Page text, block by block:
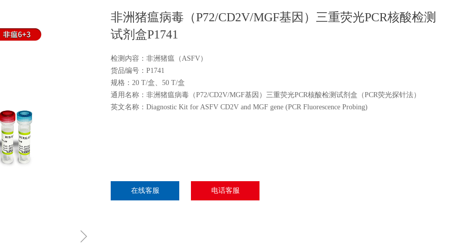
ꁇ
非洲猪瘟病毒（P72/CD2V/MGF基因）三重荧光PCR核酸检测
试剂盒P1741
检测内容：非洲猪瘟（ASFV）
货品编号：P1741
规格：20 T/盒、50 T/盒
通用名称：非洲猪瘟病毒（P72/CD2V/MGF基因）三重荧光PCR核酸检测试剂盒（PCR荧光探针法）
英文名称：Diagnostic Kit for ASFV CD2V and MGF gene (PCR Fluorescence Probing)
在线客服 电话客服